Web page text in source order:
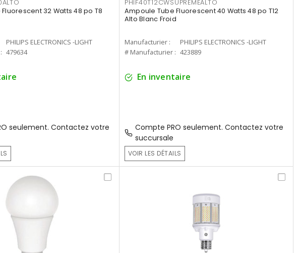
32 Watts 48 po T8
PHILIPS ELECTRONICS -LIGHT
479634
seulement. Contactez votre
PHIF40T12CWSUPREMEALTO
Ampoule Tube Fluorescent 40 Watts 48 po T12
Alto Blanc Froid
Manufacturier :
PHILIPS ELECTRONICS -LIGHT
# Manufacturier : 423889
En inventaire
Compte PRO seulement. Contactez votre
succursale
VOIR LES DÉTAILS